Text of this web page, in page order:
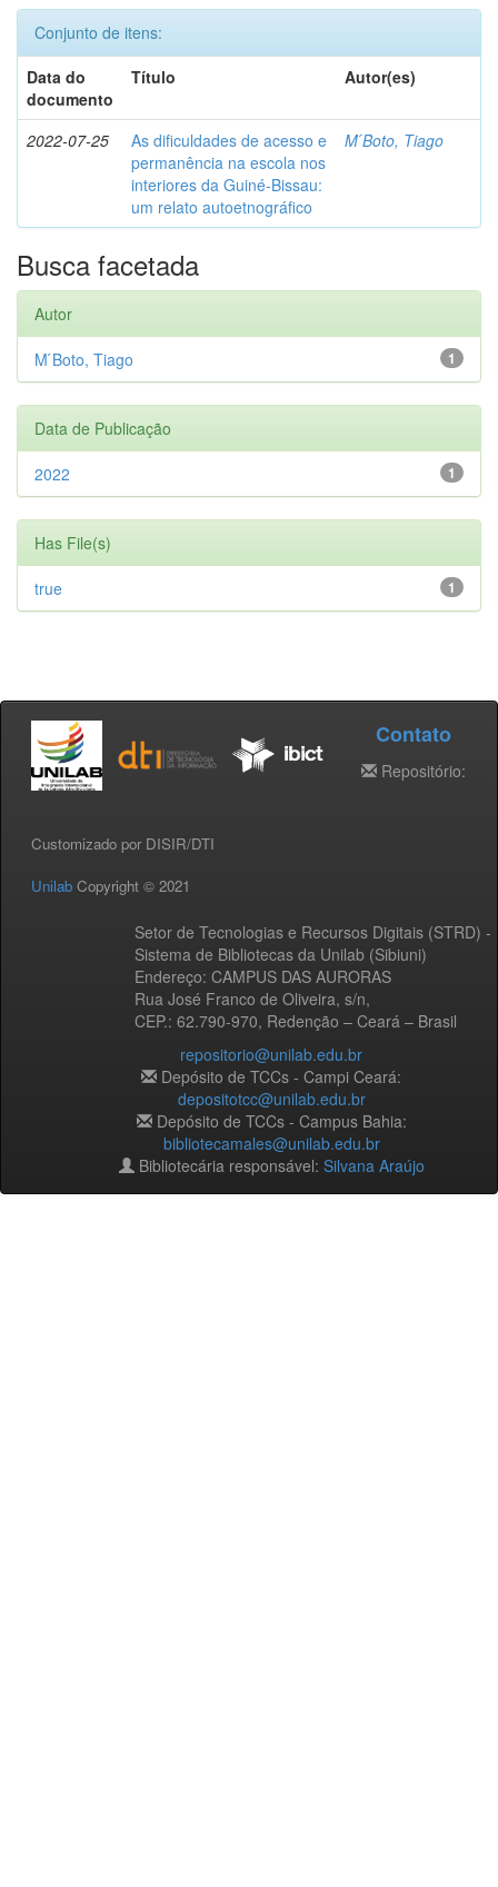
Conjunto de itens:
Data do
documento
Título Autor(es)
2022-07-25
As dificuldades de acesso e
permanência na escola nos
interiores da Guiné-Bissau:
um relato autoetnográfico
M ́Boto, Tiago
Busca facetada
Autor
1
M ́Boto, Tiago
Data de Publicação
1
2022
Has File(s)
1
true
Customizado por DISIR/DTI
Unilab Copyright © 2021
Setor de Tecnologias e Recursos Digitais (STRD) -
Sistema de Bibliotecas da Unilab (Sibiuni)
Endereço: CAMPUS DAS AURORAS
Rua José Franco de Oliveira, s/n,
CEP.: 62.790-970, Redenção – Ceará – Brasil
Contato
Repositório:
repositorio@unilab.edu.br
Depósito de TCCs - Campi Ceará:
depositotcc@unilab.edu.br
Depósito de TCCs - Campus Bahia:
bibliotecamales@unilab.edu.br
Bibliotecária responsável: Silvana Araújo